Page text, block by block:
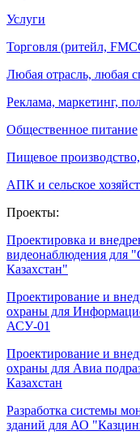
Услуги
Торговля (ритейл,
Любая отрасль, любая
Реклама, маркетинг,
Общественное питание
Пищевое
АПК и сельское
Проекты:
Проектировка и
видеонаблюдения для
Казахстан"
Проектирование и
охраны для
АСУ-01
Проектирование и
охраны для Авиа
Казахстан
Разработка системы
зданий для АО